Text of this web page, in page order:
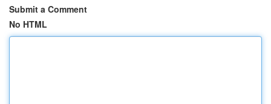
Submit a Comment
No HTML